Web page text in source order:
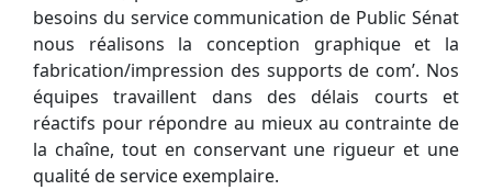
besoins du service communication de Public Sénat
nous réalisons la conception graphique et la
fabrication/impression des supports de com’. Nos
équipes travaillent dans des délais courts et
réactifs pour répondre au mieux au contrainte de
la chaîne, tout en conservant une rigueur et une
qualité de service exemplaire.